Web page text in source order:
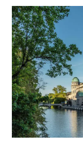
View image in modal